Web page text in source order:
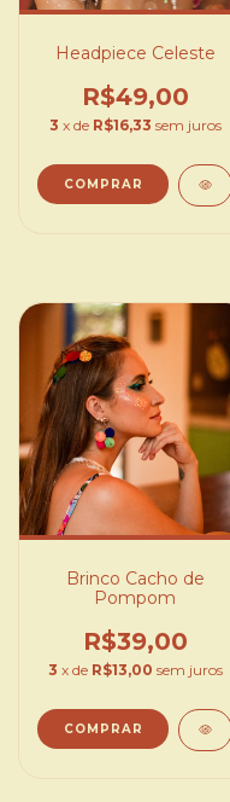
Headpiece Celeste
R$49,00
3 x de R$16,33 sem juros
Brinco Cacho de
Pompom
R$39,00
3 x de R$13,00 sem juros